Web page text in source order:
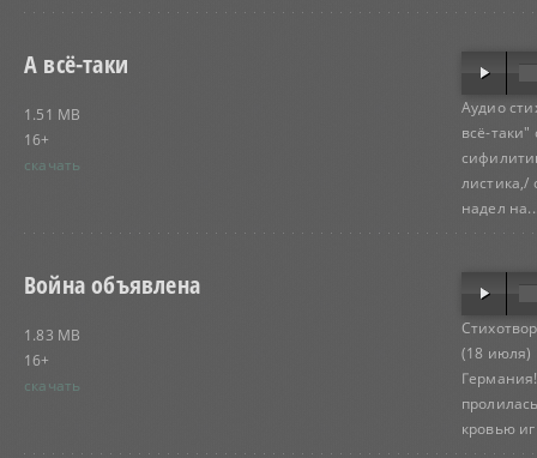
А всё-таки
1.51 MB
16+
скачать
Аудио
всё-
надел
Война объявлена
1.83 MB
16+
скачать
(18 июля)
кровью